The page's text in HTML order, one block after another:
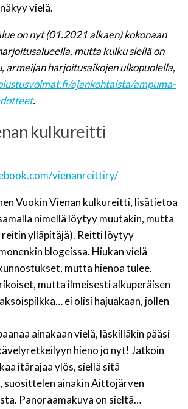
vielä.
on nyt (01.2021 alkaen) kokonaan
mutta kulku siellä on
armeijan harjoitusaikojen ulkopuolella,
ajankohtaista/ampuma-
.
kulkureitti
vienanreittiry/
Vuokin Vienan kulkureitti, lisätietoa
nimellä löytyy muutakin, mutta
reitin ylläpitäjä). Reitti löytyy
blogeissa. Hiukan vielä
mutta hienoa tulee.
mutta ilmeisesti alkuperäisen
ei olisi hajuakaan, jollen
ainakaan vielä, läskilläkin pääsi
hieno jo nyt! Jatkoin
itärajaa ylös, siellä sitä
suosittelen ainakin Aittojärven
Panoraamakuva on sieltä…